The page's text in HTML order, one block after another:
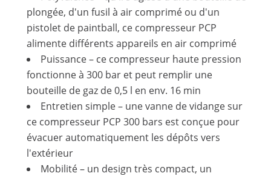
plongée, d'un fusil à air comprimé ou d'un
pistolet de paintball, ce compresseur PCP
alimente différents appareils en air comprimé
Puissance – ce compresseur haute pression
fonctionne à 300 bar et peut remplir une
bouteille de gaz de 0,5 l en env. 16 min
Entretien simple – une vanne de vidange sur
ce compresseur PCP 300 bars est conçue pour
évacuer automatiquement les dépôts vers
l'extérieur
Mobilité – un design très compact, un